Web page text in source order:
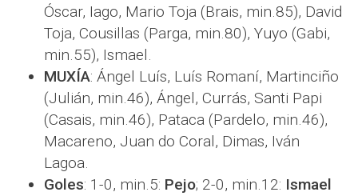
Óscar, Iago, Mario Toja (Brais, min.85), David
Toja, Cousillas (Parga, min.80), Yuyo (Gabi,
min.55), Ismael.
MUXÍA: Ángel Luís, Luís Romaní, Martinciño
(Julián, min.46), Ángel, Currás, Santi Papi
(Casais, min.46), Pataca (Pardelo, min.46),
Macareno, Juan do Coral, Dimas, Iván
Lagoa.
Goles: 1-0, min.5: Pejo; 2-0, min.12: Ismael